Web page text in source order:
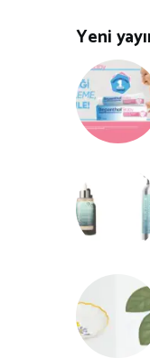
Yeni